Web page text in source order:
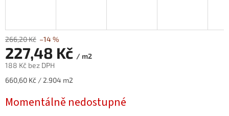
266,20 Kč –14 %
227,48 Kč / m2
188 Kč bez DPH
Měrná
660,60 Kč / 2.904 m2
Momentálně nedostupné